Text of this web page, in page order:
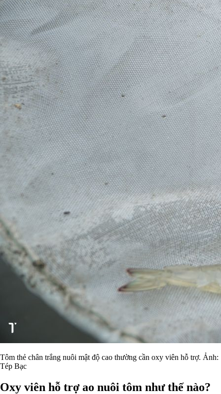
Tôm thẻ chân trắng nuôi mật độ cao thường cần oxy viên hỗ trợ. Ảnh:
Tép Bạc
Oxy viên hỗ trợ ao nuôi tôm như thế nào?